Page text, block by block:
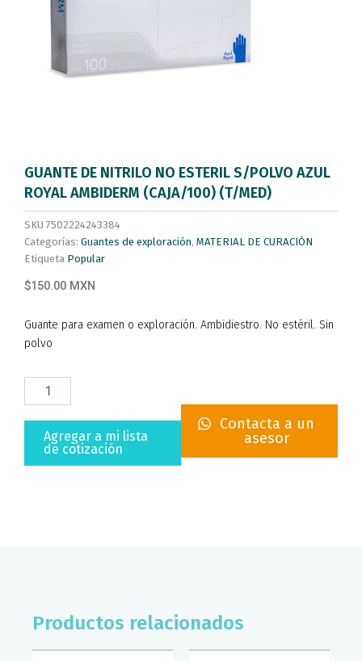
GUANTE DE NITRILO NO ESTERIL S/POLVO AZUL
ROYAL AMBIDERM (CAJA/100) (T/MED)
SKU 7502224243384
Categorías: Guantes de exploración, MATERIAL DE CURACIÓN
Etiqueta Popular
$150.00 MXN
Guante para examen o exploración. Ambidiestro. No estéril. Sin
polvo
GUANTE
ESTERIL
Agregar a mi lista
de cotización
Contacta a un
asesor
Productos relacionados